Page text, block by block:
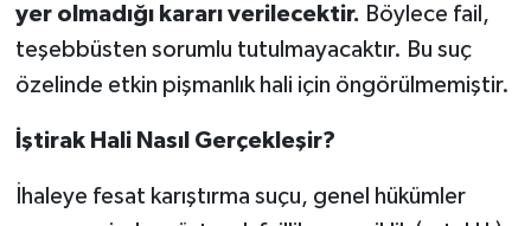
yer olmadığı kararı verilecektir. Böylece fail,
teşebbüsten sorumlu tutulmayacaktır. Bu suç
özelinde etkin pişmanlık hali için öngörülmemiştir.
İştirak Hali Nasıl Gerçekleşir?
İhaleye fesat karıştırma suçu, genel hükümler